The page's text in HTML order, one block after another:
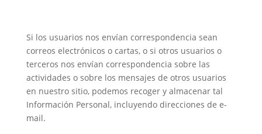
Si los usuarios nos envían correspondencia sean
correos electrónicos o cartas, o si otros usuarios o
terceros nos envían correspondencia sobre las
actividades o sobre los mensajes de otros usuarios
en nuestro sitio, podemos recoger y almacenar tal
Información Personal, incluyendo direcciones de e-
mail.